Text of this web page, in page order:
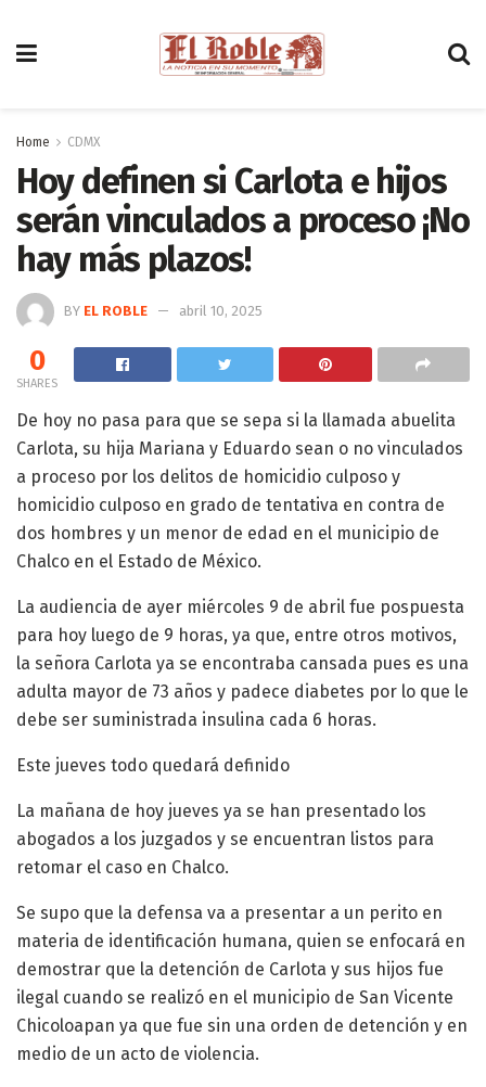
Home CDMX
Hoy definen si Carlota e hijos
serán vinculados a proceso ¡No
hay más plazos!
BY EL ROBLE abril 10, 2025
0
SHARES
De hoy no pasa para que se sepa si la llamada abuelita
Carlota, su hija Mariana y Eduardo sean o no vinculados
a proceso por los delitos de homicidio culposo y
homicidio culposo en grado de tentativa en contra de
dos hombres y un menor de edad en el municipio de
Chalco en el Estado de México.
La audiencia de ayer miércoles 9 de abril fue pospuesta
para hoy luego de 9 horas, ya que, entre otros motivos,
la señora Carlota ya se encontraba cansada pues es una
adulta mayor de 73 años y padece diabetes por lo que le
debe ser suministrada insulina cada 6 horas.
Este jueves todo quedará definido
La mañana de hoy jueves ya se han presentado los
abogados a los juzgados y se encuentran listos para
retomar el caso en Chalco.
Se supo que la defensa va a presentar a un perito en
materia de identificación humana, quien se enfocará en
demostrar que la detención de Carlota y sus hijos fue
ilegal cuando se realizó en el municipio de San Vicente
Chicoloapan ya que fue sin una orden de detención y en
medio de un acto de violencia.